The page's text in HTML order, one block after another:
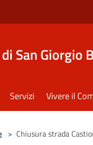
San Giorgio
Servizi Vivere il
> Chiusura strada